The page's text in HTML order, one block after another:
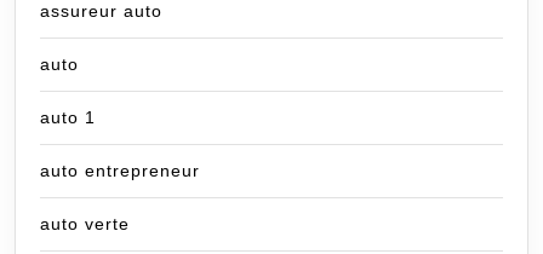
assureur auto
auto
auto 1
auto entrepreneur
auto verte